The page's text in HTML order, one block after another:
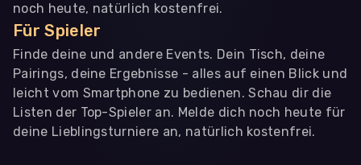
noch heute, natürlich kostenfrei.
Für Spieler
Finde deine und andere Events. Dein Tisch, deine
Pairings, deine Ergebnisse - alles auf einen Blick und
leicht vom Smartphone zu bedienen. Schau dir die
Listen der Top-Spieler an. Melde dich noch heute für
deine Lieblingsturniere an, natürlich kostenfrei.